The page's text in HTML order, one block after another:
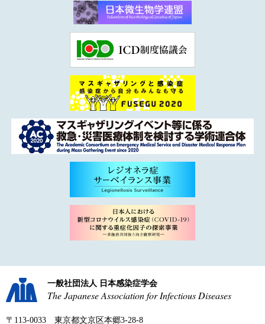
一般社団法人 日本感染症学会
The Japanese Association for Infectious Diseases
〒113-0033 東京都文京区本郷3-28-8